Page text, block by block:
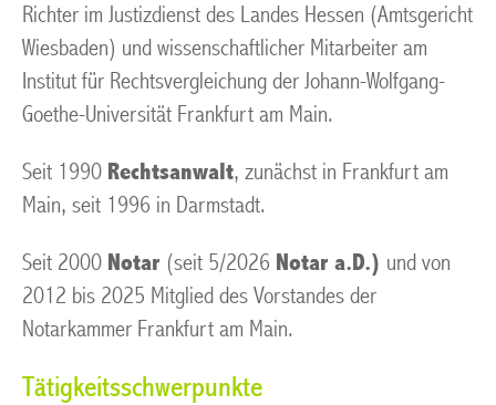
Richter im Justizdienst des Landes Hessen (Amtsgericht
Wiesbaden) und wissenschaftlicher Mitarbeiter am
Institut für Rechtsvergleichung der Johann-Wolfgang-
Goethe-Universität Frankfurt am Main.
Seit 1990 Rechtsanwalt, zunächst in Frankfurt am
Main, seit 1996 in Darmstadt.
Seit 2000 Notar (seit 5/2026 Notar a.D.) und von
2012 bis 2025 Mitglied des Vorstandes der
Notarkammer Frankfurt am Main.
Tätigkeitsschwerpunkte